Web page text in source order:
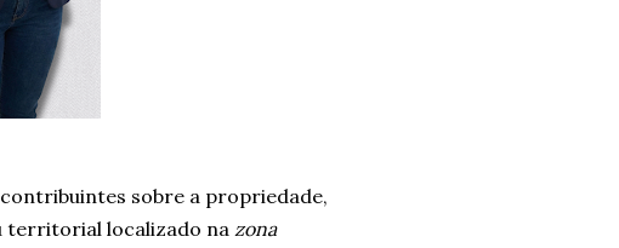
sobre a propriedade,
territorial localizado na zona